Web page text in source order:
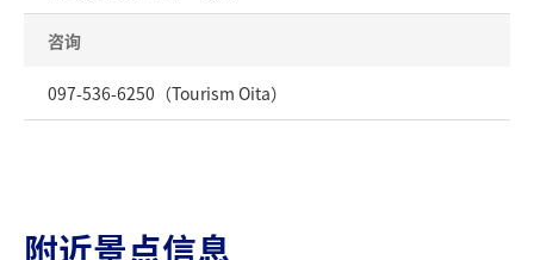
咨询
097-536-6250（Tourism Oita）
附近景点信息